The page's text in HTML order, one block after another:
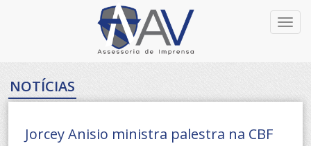
NOTÍCIAS
Jorcey Anisio ministra palestra na CBF